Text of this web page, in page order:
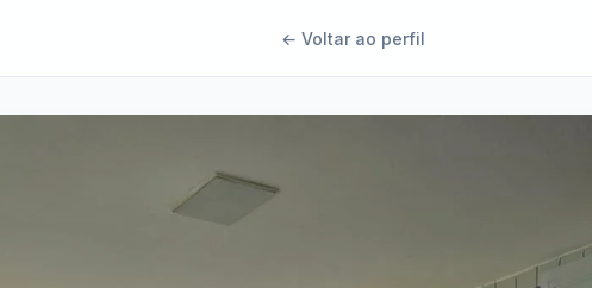
← Voltar ao perfil